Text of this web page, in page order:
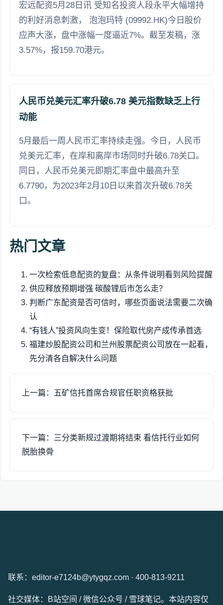
宏远配资5月28日讯 受知名投资人段永平大幅增持
的利好消息刺激， 泡泡玛特 (09992.HK)今日股价
应声大涨，盘中涨幅一度逼近7%。截至发稿，涨
3.57%，报159.70港元。
人民币兑美元汇率升破6.78 美元指数缺乏上行
动能
5月最后一周人民币汇率持续走强。今日，人民币
兑美元汇率，在岸和离岸市场同时升破6.78关口。
同日，人民币兑美元即期汇率盘中最高升至
6.7790，为2023年2月10日以来首次升破6.78关
口。
热门文章
一次检索低息配资的复盘：从条件说明看到风险提醒
供应释放预期增强 碳酸锂后市怎么走？
判断广东配资是否可信时，哪些页面说法需要二次确
认
“有钱人”投资风向生变！保险取代房产成传承首选
福建炒股配资公司和兰州股票配资公司放在一起看，
先分清各自解决什么问题
上一篇：五矿信托首席合规官任职资格获批
下一篇：三分类新规过渡期将结束 看信托行业如何
脱胎换骨
联系：editor-e7124b@ytygqz.com · 400-813-9211
社交媒体：B站空间 / 微信公众号 / 雪球笔记。本站内容仅